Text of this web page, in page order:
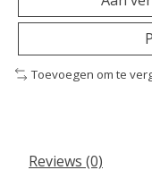
Toevoegen om te
Reviews (0)